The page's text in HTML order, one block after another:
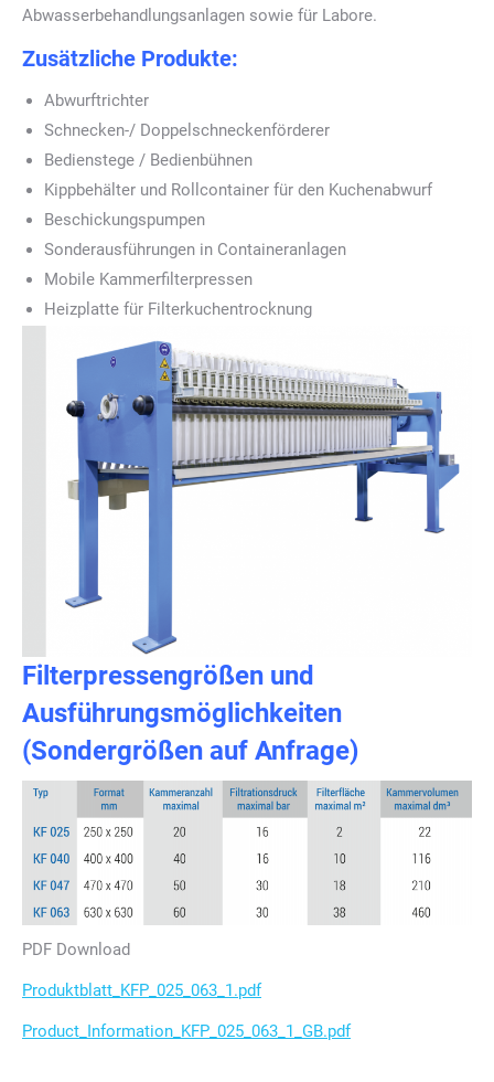
Abwasserbehandlungsanlagen sowie für Labore.
Zusätzliche Produkte:
Abwurftrichter
Schnecken-/ Doppelschneckenförderer
Bedienstege / Bedienbühnen
Kippbehälter und Rollcontainer für den Kuchenabwurf
Beschickungspumpen
Sonderausführungen in Containeranlagen
Mobile Kammerfilterpressen
Heizplatte für Filterkuchentrocknung
Filterpressengrößen und
Ausführungsmöglichkeiten
(Sondergrößen auf Anfrage)
PDF Download
Produktblatt_KFP_025_063_1.pdf
Product_Information_KFP_025_063_1_GB.pdf